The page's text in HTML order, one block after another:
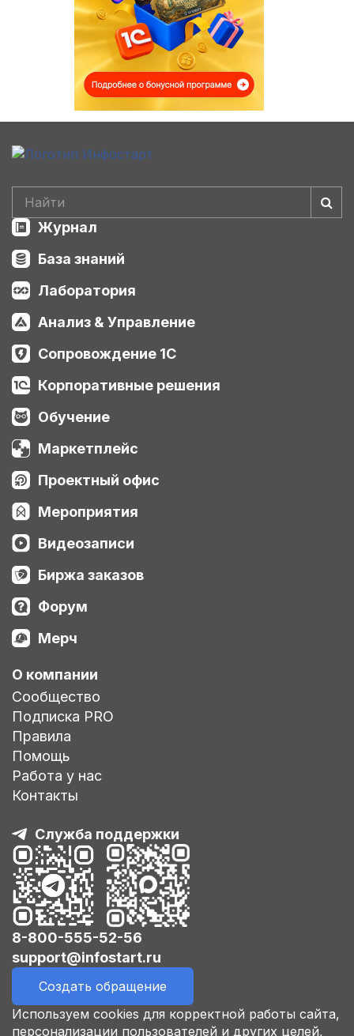
Журнал
База знаний
Лаборатория
Анализ & Управление
Сопровождение 1С
Корпоративные решения
Обучение
Маркетплейс
Проектный офис
Мероприятия
Видеозаписи
Биржа заказов
Форум
Мерч
О компании
Сообщество
Подписка PRO
Правила
Помощь
Работа у нас
Контакты
Служба поддержки
8-800-555-52-56
support@infostart.ru
Создать обращение
Используем cookies для корректной работы сайта,
персонализации пользователей и других целей,